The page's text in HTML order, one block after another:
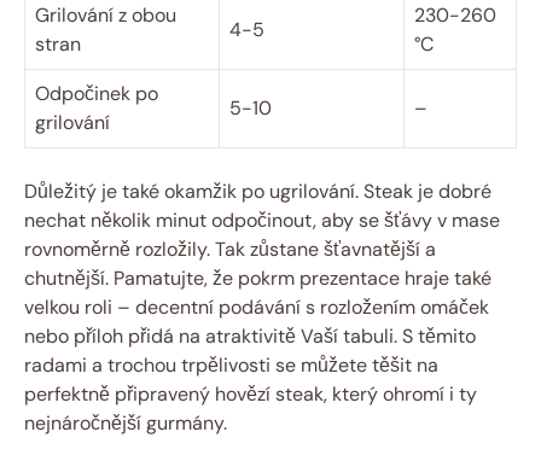
Grilování z obou
stran
4-5
230-260
°C
Odpočinek po
grilování
5-10 –
Důležitý je také okamžik po ugrilování. Steak je dobré
nechat několik minut odpočinout, aby se šťávy v mase
rovnoměrně rozložily. Tak zůstane šťavnatější a
chutnější. Pamatujte, že pokrm prezentace hraje také
velkou roli – decentní podávání s rozložením omáček
nebo příloh přidá na atraktivitě Vaší tabuli. S těmito
radami a trochou trpělivosti se můžete těšit na
perfektně připravený hovězí steak, který ohromí i ty
nejnáročnější gurmány.